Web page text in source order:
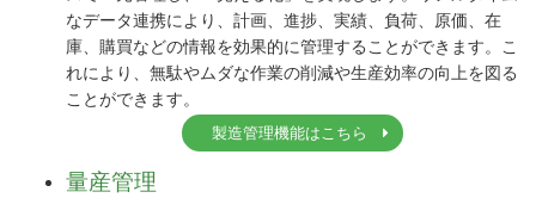
なデータ連携により、計画、進捗、実績、負荷、原価、在
庫、購買などの情報を効果的に管理することができます。こ
れにより、無駄やムダな作業の削減や生産効率の向上を図る
ことができます。
製造管理機能はこちら
量産管理